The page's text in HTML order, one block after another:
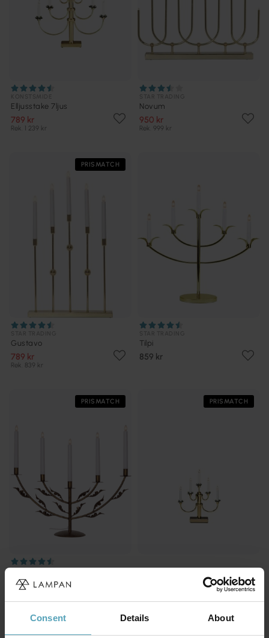
Consent Details About
Elljusstake 7ljus
789 kr
Rek. 1 239 kr
Novum
950 kr
Rek. 999 kr
PRISMATCH
Gustavo
789 kr
Rek. 839 kr
Tilpi
859 kr
PRISMATCH
STAR TRADING
Grace
703 kr
Rek. 1 289 kr
PRISMATCH
Rek. 1 139 kr